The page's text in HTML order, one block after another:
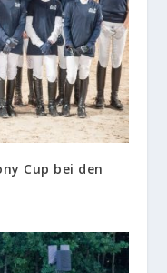
Cup bei den